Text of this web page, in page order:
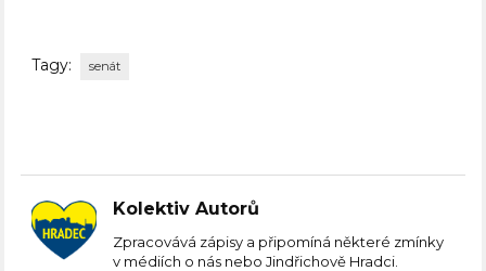
Tagy: senát
Kolektiv Autorů
Zpracovává zápisy a připomíná některé zmínky
v médiích o nás nebo Jindřichově Hradci.